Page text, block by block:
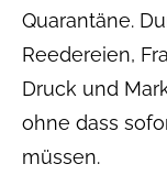
Quarantäne.
Reedereien,
Druck und
ohne dass
müssen.